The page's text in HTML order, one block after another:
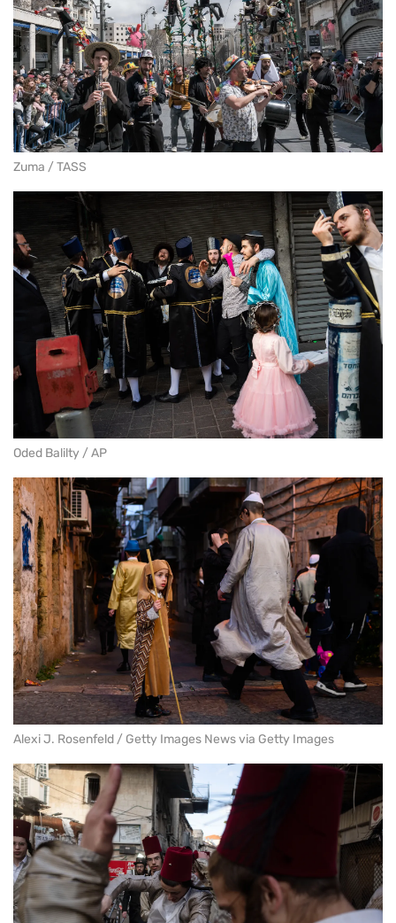
Zuma / TASS
Oded Balilty / AP
Alexi J. Rosenfeld / Getty Images News via Getty Images